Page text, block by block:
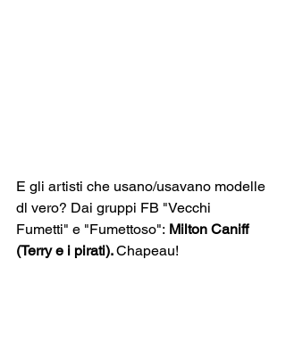
E gli artisti che usano/usavano modelle
dl vero? Dai gruppi FB "Vecchi
Fumetti" e "Fumettoso": Milton Caniff
(Terry e i pirati). Chapeau!